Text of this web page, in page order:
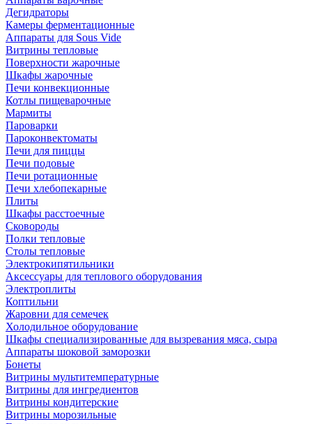
Дегидраторы
Камеры ферментационные
Аппараты для Sous Vide
Витрины тепловые
Поверхности жарочные
Шкафы жарочные
Печи конвекционные
Котлы пищеварочные
Мармиты
Пароварки
Пароконвектоматы
Печи для пиццы
Печи подовые
Печи ротационные
Печи хлебопекарные
Плиты
Шкафы расстоечные
Сковороды
Полки тепловые
Столы тепловые
Электрокипятильники
Аксессуары для теплового оборудования
Электроплиты
Коптильни
Жаровни для семечек
Холодильное оборудование
Шкафы специализированные для вызревания мяса, сыра
Аппараты шоковой заморозки
Бонеты
Витрины мультитемпературные
Витрины для ингредиентов
Витрины кондитерские
Витрины морозильные